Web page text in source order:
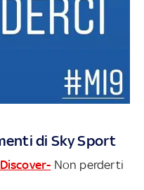
di Sky Sport
Non perderti